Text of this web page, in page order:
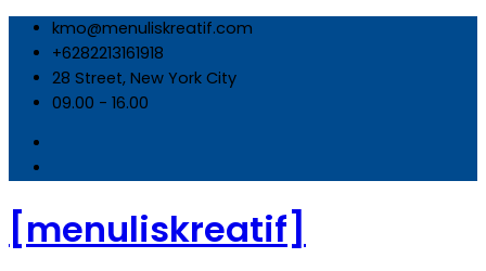
Skip
content
kmo@menuliskreatif.com
+6282213161918
28 Street, New York City
09.00 - 16.00
[menuliskreatif]